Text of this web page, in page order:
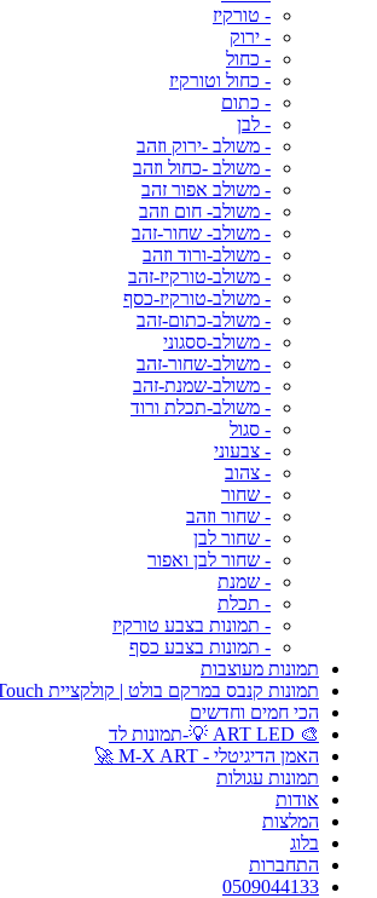
- טורקיז
- ירוק
- כחול
- כחול וטורקיז
- כתום
- לבן
- משולב -ירוק וזהב
- משולב -כחול וזהב
- משולב אפור זהב
- משולב- חום וזהב
- משולב- שחור-זהב
- משולב-ורוד וזהב
- משולב-טורקיז-זהב
- משולב-טורקיז-כסף
- משולב-כתום-זהב
- משולב-ססגוני
- משולב-שחור-זהב
- משולב-שמנת-זהב
- משולב-תכלת ורוד
- סגול
- צבעוני
- צהוב
- שחור
- שחור וזהב
- שחור לבן
- שחור לבן ואפור
- שמנת
- תכלת
- תמונות בצבע טורקיז
- תמונות בצבע כסף
תמונות מעוצבות
תמונות קנבס במרקם בולט | קולקציית Art Touch
הכי חמים וחדשים
🎨 ART LED 💡-תמונות לד
האמן הדיגיטלי - M-X ART 🚀
תמונות עגולות
אודות
המלצות
בלוג
התחברות
0509044133